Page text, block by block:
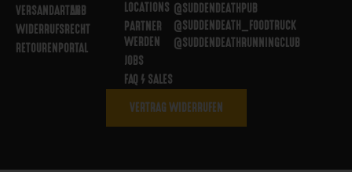
VERSANDARTEN
WIDERRUFSRECHT
RETOURENPORTAL
AGB
LOCATIONS
PARTNER
WERDEN
JOBS
FAQ / SALES
@SUDDENDEATHPUB
@SUDDENDEATH_FOODTRUCK
@SUDDENDEATHRUNNINGCLUB
VERTRAG WIDERRUFEN